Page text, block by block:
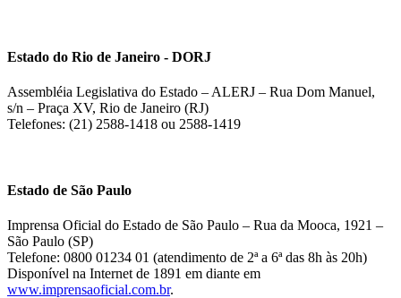
Estado do Rio de Janeiro - DORJ
Assembléia Legislativa do Estado – ALERJ – Rua Dom Manuel,
s/n – Praça XV, Rio de Janeiro (RJ)
Telefones: (21) 2588-1418 ou 2588-1419
Estado de São Paulo
Imprensa Oficial do Estado de São Paulo – Rua da Mooca, 1921 –
São Paulo (SP)
Telefone: 0800 01234 01 (atendimento de 2ª a 6ª das 8h às 20h)
Disponível na Internet de 1891 em diante em
www.imprensaoficial.com.br.